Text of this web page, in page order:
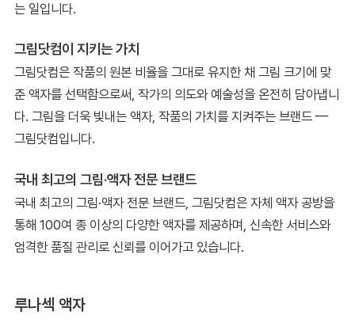
는 일입니다.
그림닷컴이 지키는 가치
그림닷컴은 작품의 원본 비율을 그대로 유지한 채 그림 크기에 맞
춘 액자를 선택함으로써, 작가의 의도와 예술성을 온전히 담아냅니
다. 그림을 더욱 빛내는 액자, 작품의 가치를 지켜주는 브랜드 —
그림닷컴입니다.
국내 최고의 그림·액자 전문 브랜드
국내 최고의 그림·액자 전문 브랜드, 그림닷컴은 자체 액자 공방을
통해 100여 종 이상의 다양한 액자를 제공하며, 신속한 서비스와
엄격한 품질 관리로 신뢰를 이어가고 있습니다.
루나섹 액자